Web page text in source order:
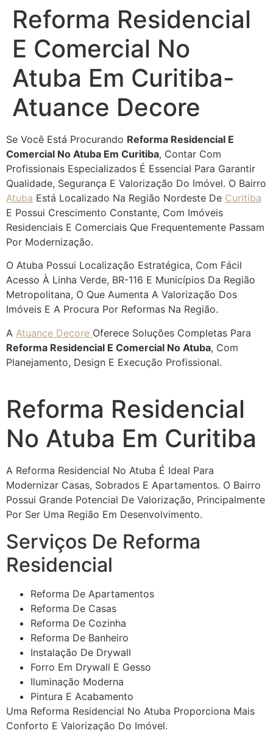
Reforma Residencial
E Comercial No
Atuba Em Curitiba-
Atuance Decore
Se Você Está Procurando Reforma Residencial E
Comercial No Atuba Em Curitiba, Contar Com
Profissionais Especializados É Essencial Para Garantir
Qualidade, Segurança E Valorização Do Imóvel. O Bairro
Atuba Está Localizado Na Região Nordeste De Curitiba
E Possui Crescimento Constante, Com Imóveis
Residenciais E Comerciais Que Frequentemente Passam
Por Modernização.
O Atuba Possui Localização Estratégica, Com Fácil
Acesso À Linha Verde, BR-116 E Municípios Da Região
Metropolitana, O Que Aumenta A Valorização Dos
Imóveis E A Procura Por Reformas Na Região.
A Atuance Decore Oferece Soluções Completas Para
Reforma Residencial E Comercial No Atuba, Com
Planejamento, Design E Execução Profissional.
Reforma Residencial
No Atuba Em Curitiba
A Reforma Residencial No Atuba É Ideal Para
Modernizar Casas, Sobrados E Apartamentos. O Bairro
Possui Grande Potencial De Valorização, Principalmente
Por Ser Uma Região Em Desenvolvimento.
Serviços De Reforma
Residencial
Reforma De Apartamentos
Reforma De Casas
Reforma De Cozinha
Reforma De Banheiro
Instalação De Drywall
Forro Em Drywall E Gesso
Iluminação Moderna
Pintura E Acabamento
Uma Reforma Residencial No Atuba Proporciona Mais
Conforto E Valorização Do Imóvel.